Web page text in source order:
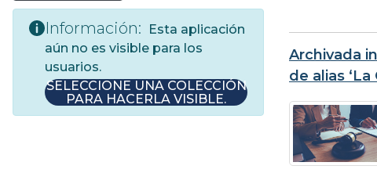
Información:
Esta aplicación
aún no es visible para los
usuarios.
SELECCIONE UNA COLECCIÓN
PARA HACERLA VISIBLE.
Archivada
de alias